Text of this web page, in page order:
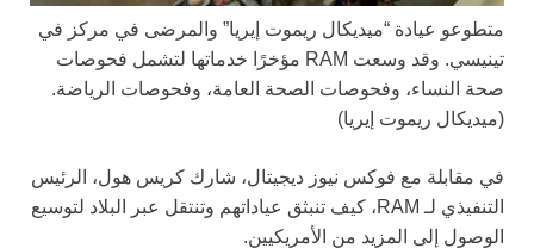
متطوعو عيادة “ميديكال ريموت إيريا” والمرضى في مركز في
تينيسي. وقد وسعت RAM مؤخرًا خدماتها لتشمل فحوصات
صحة النساء، وفحوصات الصحة العامة، وفحوصات الرياضة.
(ميديكال ريموت إيريا)
في مقابلة مع فوكس نيوز ديجيتال، شارك كريس هول، الرئيس
التنفيذي لـ RAM، كيف تنبثق عياداتهم وتنتقل عبر البلاد لتوسيع
الوصول إلى المزيد من الأمريكيين.